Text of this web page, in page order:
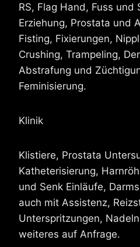
RS, Flag Hand, Fuss und
Erziehung, Prostata und
Fisting, Fixierungen,
Crushing, Trampeling,
Abstrafung und
Feminisierung.
Klinik
Klistiere, Prostata
Katheterisierung,
und Senk Einläufe,
auch mit Assistenz,
Unterspritzungen,
weiteres auf Anfrage.